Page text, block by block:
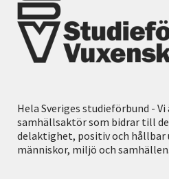
Hela Sveriges studieförbund -
samhällsaktör som bidrar till
delaktighet, positiv och
människor, miljö och samhällen.